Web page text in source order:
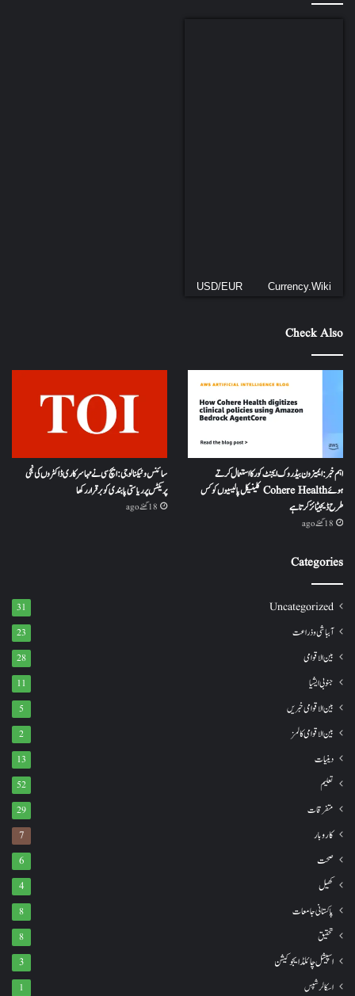
USD/EUR Currency.Wiki
Check Also
اہم خبر: ایمیزون بیڈروک ایجنٹ کور کا استعمال کرتے
ہوئے Cohere Health کلینیکل پالیسیوں کو کس
طرح ڈیجیٹائز کرتا ہے
18 گھنٹے ago
سائنس و ٹیکنالوجی: ایچ سی نے مہا سرکاری ڈاکٹروں کی نجی
پریکٹس پر ریاستی پابندی کو برقرار رکھا
18 گھنٹے ago
Categories
Uncategorized
31
آبباشی وذراعت 23
بین الاقوامی 28
جنوبی ایشیا 11
بین الاقوامی خبریں 5
بین الاقوامی کالمز 2
دینیات 13
تعلیم 52
متفرقات 29
کاروبار 7
صحت 6
کھیل 4
پاکستانی جامعات 8
تحقیق 8
اسپیشل چائلڈ ایجوکیشن 3
اسکالرشپس 1